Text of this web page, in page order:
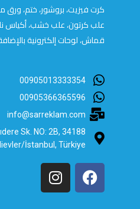
كرت فيزيت، بروشور، ختم، ورق
علب كرتون، علب خشب، أكياس
قماش، لوحات إلكترونية
00905013333354
00905366365596
info@sarreklam.com
Sk. NO: 2B, 34188
İstanbul, Türkiye